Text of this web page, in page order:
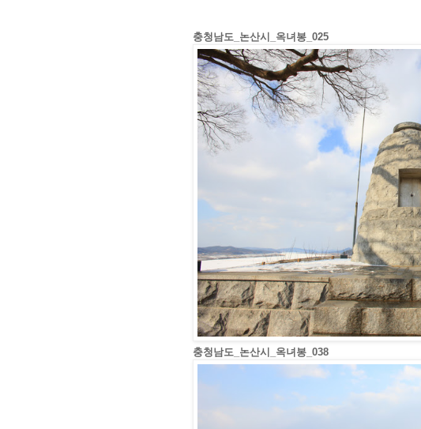
충청남도_논산시_옥녀봉_025
충청남도_논산시_옥녀봉_038